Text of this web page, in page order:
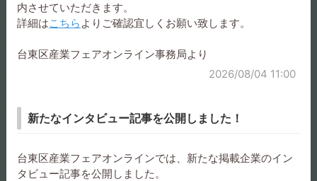
KOOLBEAM 赤色LEDラ
TIGER シークレット・キー
内させていただきます。
詳細はこちら よりご確認宜しくお願い致します。
台東区産業フェアオンライン事務局より
2026/08/04 11:00
新たなインタビュー記事を公開しました！
台東区産業フェアオンラインでは、新たな掲載企業のイン
タビュー記事を公開しました。